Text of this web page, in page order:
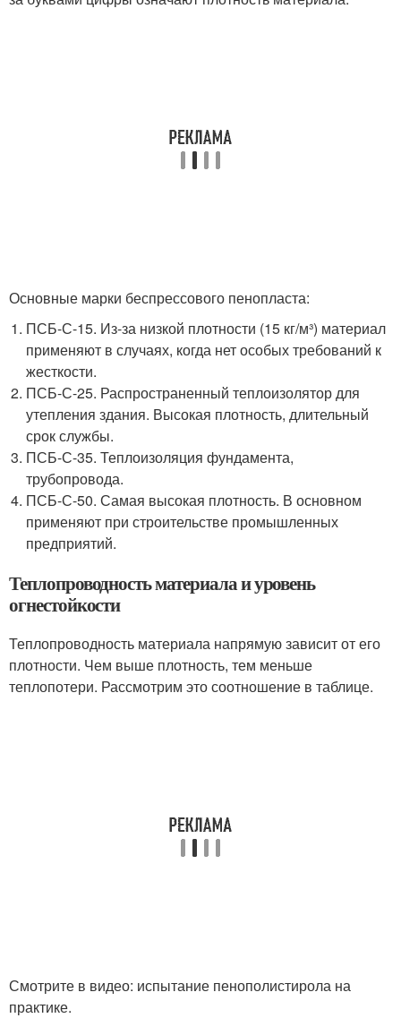
Основные марки беспрессового пенопласта:
ПСБ-С-15. Из-за низкой плотности (15 кг/м³) материал
применяют в случаях, когда нет особых требований к
жесткости.
ПСБ-С-25. Распространенный теплоизолятор для
утепления здания. Высокая плотность, длительный
срок службы.
ПСБ-С-35. Теплоизоляция фундамента,
трубопровода.
ПСБ-С-50. Самая высокая плотность. В основном
применяют при строительстве промышленных
предприятий.
Теплопроводность материала и уровень
огнестойкости
Теплопроводность материала напрямую зависит от его
плотности. Чем выше плотность, тем меньше
теплопотери. Рассмотрим это соотношение в таблице.
Смотрите в видео: испытание пенополистирола на
практике.